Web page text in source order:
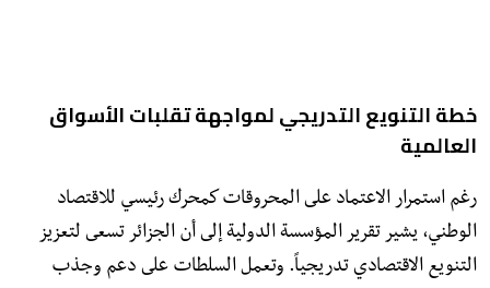
خطة التنويع التدريجي لمواجهة تقلبات الأسواق
العالمية
رغم استمرار الاعتماد على المحروقات كمحرك رئيسي للاقتصاد
الوطني، يشير تقرير المؤسسة الدولية إلى أن الجزائر تسعى لتعزيز
التنويع الاقتصادي تدريجياً. وتعمل السلطات على دعم وجذب